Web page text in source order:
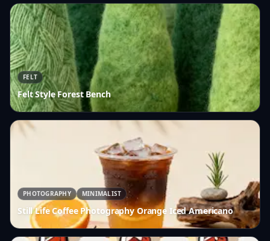
FELT
Felt Style Forest Bench
PHOTOGRAPHY MINIMALIST
Still Life Coffee Photography Orange Iced Americano